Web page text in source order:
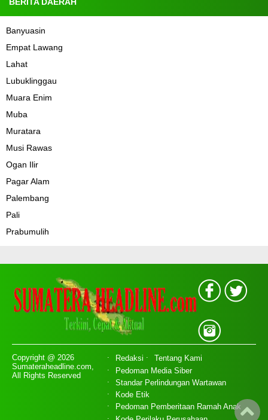
BERITA DAERAH
Banyuasin
Empat Lawang
Lahat
Lubuklinggau
Muara Enim
Muba
Muratara
Musi Rawas
Ogan Ilir
Pagar Alam
Palembang
Pali
Prabumulih
Copyright @ 2026
Sumateraheadline.com,
All Rights Reserved
Redaksi
Tentang Kami
Pedoman Media Siber
Standar Perlindungan Wartawan
Kode Etik
Pedoman Pemberitaan Ramah Anak